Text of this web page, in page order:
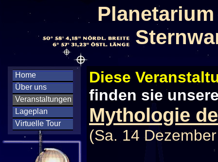
Home
Über uns
Veranstaltungen
Lageplan
Virtuelle Tour
Diese
finden sie
Mythologie
(Sa. 14